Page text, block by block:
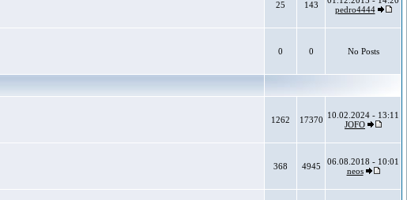
25 143
pedro4444
0 0 No Posts
1262 17370 10.02.2024 - 13:11
JOFO
368 4945
06.08.2018 - 10:01
neos